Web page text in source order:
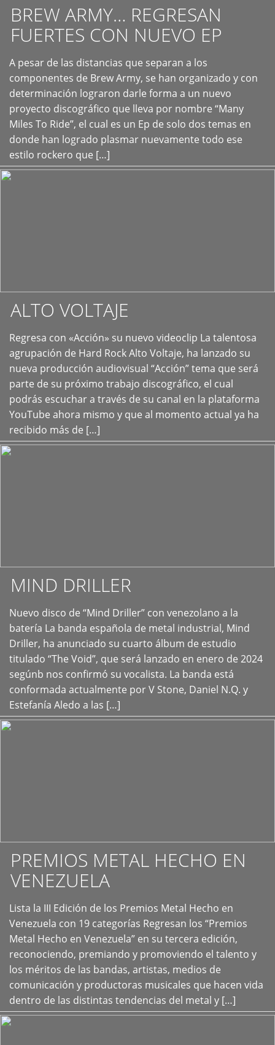
BREW ARMY… REGRESAN
FUERTES CON NUEVO EP
A pesar de las distancias que separan a los
componentes de Brew Army, se han organizado y con
determinación lograron darle forma a un nuevo
proyecto discográfico que lleva por nombre “Many
Miles To Ride”, el cual es un Ep de solo dos temas en
donde han logrado plasmar nuevamente todo ese
estilo rockero que […]
+
ALTO VOLTAJE
Regresa con «Acción» su nuevo videoclip La talentosa
agrupación de Hard Rock Alto Voltaje, ha lanzado su
nueva producción audiovisual “Acción” tema que será
parte de su próximo trabajo discográfico, el cual
podrás escuchar a través de su canal en la plataforma
YouTube ahora mismo y que al momento actual ya ha
recibido más de […]
+
MIND DRILLER
Nuevo disco de “Mind Driller” con venezolano a la
batería La banda española de metal industrial, Mind
Driller, ha anunciado su cuarto álbum de estudio
titulado “The Void”, que será lanzado en enero de 2024
segúnb nos confirmó su vocalista. La banda está
conformada actualmente por V Stone, Daniel N.Q. y
Estefanía Aledo a las […]
+
PREMIOS METAL HECHO EN
VENEZUELA
Lista la III Edición de los Premios Metal Hecho en
Venezuela con 19 categorías Regresan los “Premios
Metal Hecho en Venezuela” en su tercera edición,
reconociendo, premiando y promoviendo el talento y
los méritos de las bandas, artistas, medios de
comunicación y productoras musicales que hacen vida
dentro de las distintas tendencias del metal y […]
+